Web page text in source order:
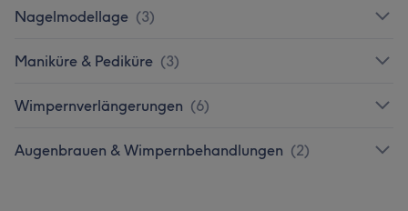
Nagelmodellage (3)
Maniküre & Pediküre (3)
Wimpernverlängerungen (6)
Augenbrauen & Wimpernbehandlungen (2)